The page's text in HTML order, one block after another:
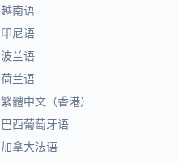
越南语
印尼语
波兰语
荷兰语
繁體中文（香港）
巴西葡萄牙语
加拿大法语